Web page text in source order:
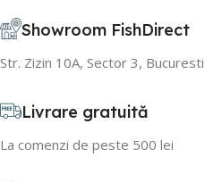
Showroom FishDirect
Str. Zizin 10A, Sector 3, Bucuresti
Livrare gratuită
La comenzi de peste 500 lei